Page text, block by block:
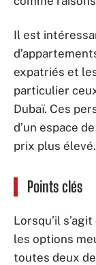
Il est
expatriés et
particulier
Dubaï. Ces
d’un espace
prix plus élevé.
Points clés
Lorsqu’il
les options
toutes deux